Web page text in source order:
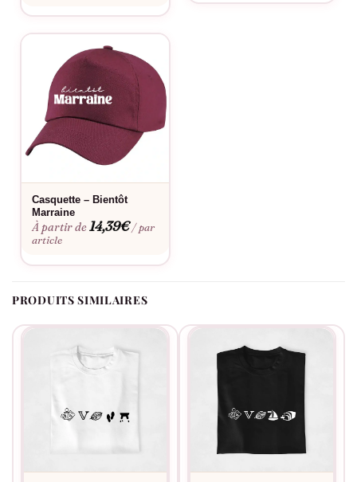
Casquette – Bientôt
Marraine
À partir de14,39€ / par
article
PRODUITS SIMILAIRES